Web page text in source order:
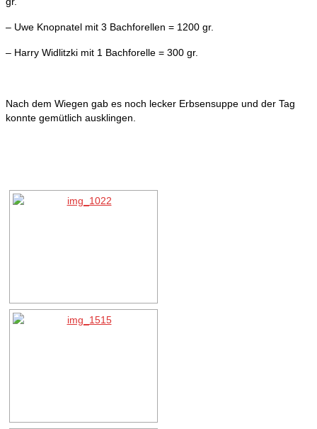
– Uwe Knopnatel mit 3 Bachforellen = 1200 gr.
– Harry Widlitzki mit 1 Bachforelle = 300 gr.
Nach dem Wiegen gab es noch lecker Erbsensuppe und der Tag
konnte gemütlich ausklingen.